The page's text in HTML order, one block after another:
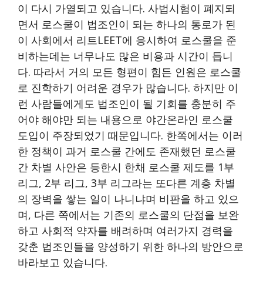
이 다시 가열되고 있습니다. 사법시험이 폐지되
면서 로스쿨이 법조인이 되는 하나의 통로가 된
이 사회에서 리트LEET에 응시하여 로스쿨을 준
비하는데는 너무나도 많은 비용과 시간이 듭니
다. 따라서 거의 모든 형편이 힘든 인원은 로스쿨
로 진학하기 어려운 경우가 많습니다. 하지만 이
런 사람들에게도 법조인이 될 기회를 충분히 주
어야 해야만 되는 내용으로 야간온라인 로스쿨
도입이 주장되었기 때문입니다. 한쪽에서는 이러
한 정책이 과거 로스쿨 간에도 존재했던 로스쿨
간 차별 사안은 등한시 한채 로스쿨 제도를 1부
리그, 2부 리그, 3부 리그라는 또다른 계층 차별
의 장벽을 쌓는 일이 나니냐며 비판을 하고 있으
며, 다른 쪽에서는 기존의 로스쿨의 단점을 보완
하고 사회적 약자를 배려하며 여러가지 경력을
갖춘 법조인들을 양성하기 위한 하나의 방안으로
바라보고 있습니다.